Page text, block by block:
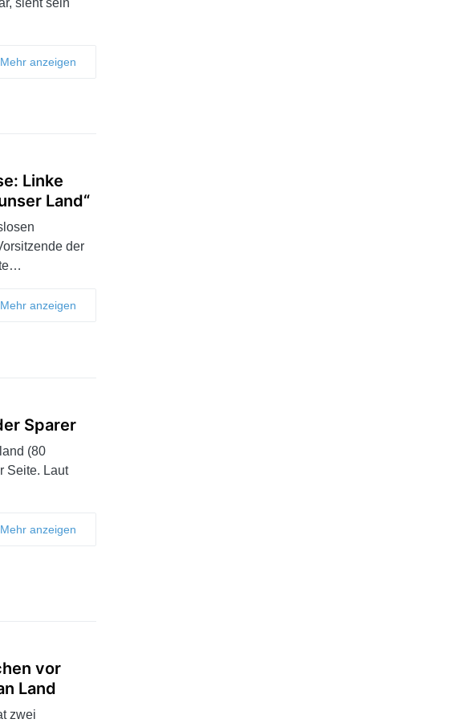
sieht sein
Mehr anzeigen
Linke
Land“
der
Mehr anzeigen
Sparer
(80
Seite. Laut
Mehr anzeigen
vor
Land
zwei